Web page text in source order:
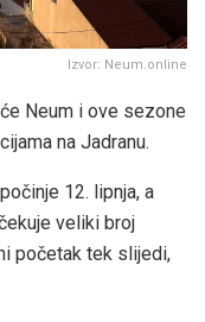
Izvor: Neum.online
Neum i ove sezone
na Jadranu.
12. lipnja, a
veliki broj
početak tek slijedi,